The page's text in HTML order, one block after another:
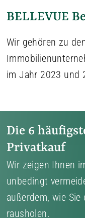
BELLEVUE
Wir gehören zu
im Jahr 2023 und
Die 6
Privatkauf
Wir zeigen Ihnen
unbedingt
außerdem, wie
rausholen.